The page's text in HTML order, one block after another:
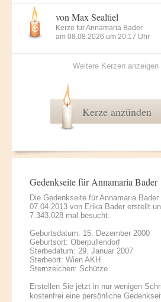
von Max Sealtiel
Kerze für Annamaria Bader
am 08.08.2026 um 20:17 Uhr
Weitere Kerzen anzeigen
Kerze anzünden
Gedenkseite für Annamaria Bader
Die Gedenkseite für Annamaria Bader
07.04.2013 von Erika Bader erstellt
7.343.028 mal besucht.
Geburtsdatum: 15. Dezember 2000
Geburtsort: Oberpullendorf
Sterbedatum: 29. Januar 2007
Sterbeort: Wien AKH
Sternzeichen: Schütze
Erstellen Sie jetzt in nur wenigen
kostenfrei eine persönliche